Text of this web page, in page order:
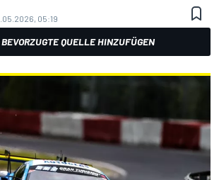
05:19
QUELLE HINZUFÜGEN